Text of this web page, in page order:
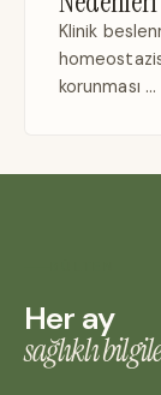
Klinik
korunması …
Her ay
sağlıklı